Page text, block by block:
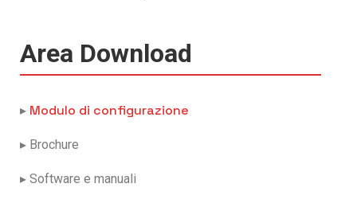
Area Download
▸ Modulo di configurazione
▸ Brochure
▸ Software e manuali